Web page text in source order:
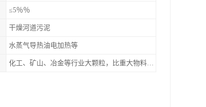
≤5％％
干燥河道污泥
水蒸气导热油电加热等
化工、矿山、冶金等行业大颗粒，比重大物料干燥，如：矿石、高炉矿渣、煤、金属粉末、磷肥、硫铵